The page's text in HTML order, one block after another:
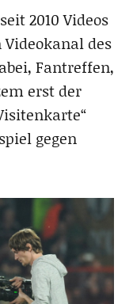
2010 Videos
des
Fantreffen,
erst der
gegen